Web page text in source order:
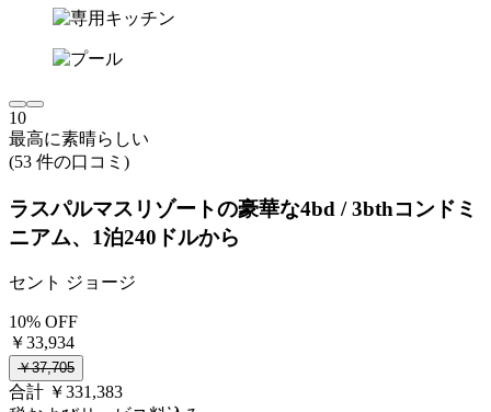
10
最高に素晴らしい
(53 件の口コミ)
ラスパルマスリゾートの豪華な4bd / 3bthコンドミ
ニアム、1泊240ドルから
セント ジョージ
10% OFF
￥33,934
￥37,705
合計 ￥331,383